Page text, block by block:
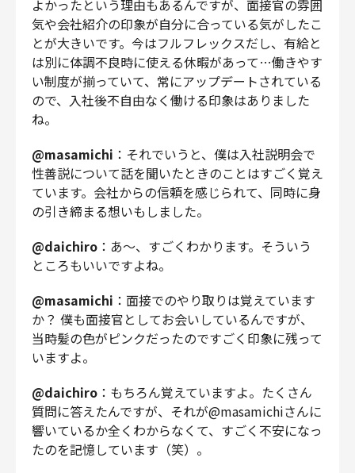
よかったという理由もあるんですが、面接官の雰囲
気や会社紹介の印象が自分に合っている気がしたこ
とが大きいです。今はフルフレックスだし、有給と
は別に体調不良時に使える休暇があって…働きやす
い制度が揃っていて、常にアップデートされている
ので、入社後不自由なく働ける印象はありました
ね。
@masamichi ：それでいうと、僕は入社説明会で
性善説について話を聞いたときのことはすごく覚え
ています。会社からの信頼を感じられて、同時に身
の引き締まる想いもしました。
@daichiro ：あ〜、すごくわかります。そういう
ところもいいですよね。
@masamichi ：面接でのやり取りは覚えています
か？ 僕も面接官としてお会いしているんですが、
当時髪の色がピンクだったのですごく印象に残って
いますよ。
@daichiro ：もちろん覚えていますよ。たくさん
質問に答えたんですが、それが@masamichiさんに
響いているか全くわからなくて、すごく不安になっ
たのを記憶しています（笑）。